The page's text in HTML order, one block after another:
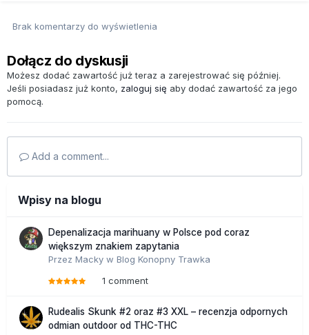
Brak komentarzy do wyświetlenia
Dołącz do dyskusji
Możesz dodać zawartość już teraz a zarejestrować się później.
Jeśli posiadasz już konto, zaloguj się aby dodać zawartość za jego
pomocą.
Add a comment...
Wpisy na blogu
Depenalizacja marihuany w Polsce pod coraz
większym znakiem zapytania
Przez Macky w Blog Konopny Trawka
1 comment
Rudealis Skunk #2 oraz #3 XXL – recenzja odpornych
odmian outdoor od THC-THC